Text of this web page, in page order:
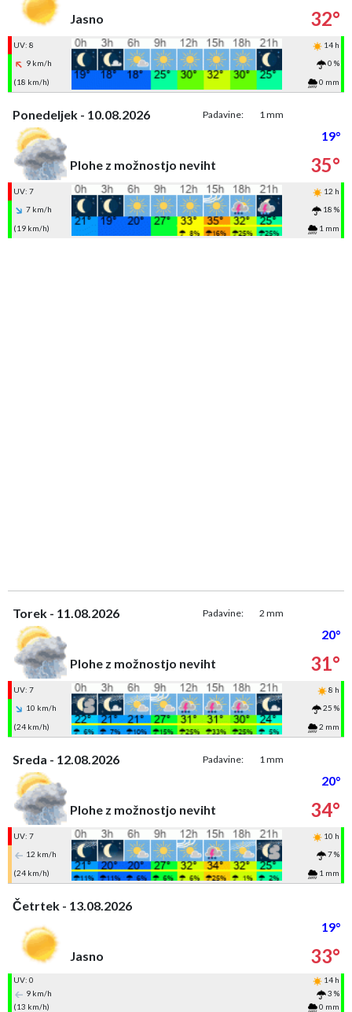
Jasno
32°
UV: 8
14 h
9 km/h
0 %
(18 km/h)
0 mm
Ponedeljek - 10.08.2026 Padavine: 1 mm
19°
Plohe z možnostjo neviht
35°
UV: 7
12 h
7 km/h
18 %
(19 km/h)
1 mm
Torek - 11.08.2026 Padavine: 2 mm
20°
Plohe z možnostjo neviht
31°
UV: 7
8 h
10 km/h
25 %
(24 km/h)
2 mm
Sreda - 12.08.2026 Padavine: 1 mm
20°
Plohe z možnostjo neviht
34°
UV: 7
10 h
12 km/h
7 %
(24 km/h)
1 mm
Četrtek - 13.08.2026
19°
Jasno
33°
UV: 0
14 h
9 km/h
3 %
(13 km/h)
0 mm